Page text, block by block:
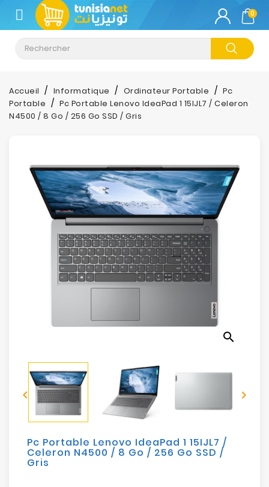
CATÉGORIE
Climatisation
Informatique
Téléphonie
Impression
Stockage
Electroménager
Sécurité
Mobilités
Loisirs
0
Accueil Informatique Ordinateur Portable
Pc
Portable
Pc Portable Lenovo IdeaPad 1 15IJL7 / Celeron
N4500 / 8 Go / 256 Go SSD / Gris
search
 
Pc Portable Lenovo IdeaPad 1 15IJL7 /
Celeron N4500 / 8 Go / 256 Go SSD /
Gris